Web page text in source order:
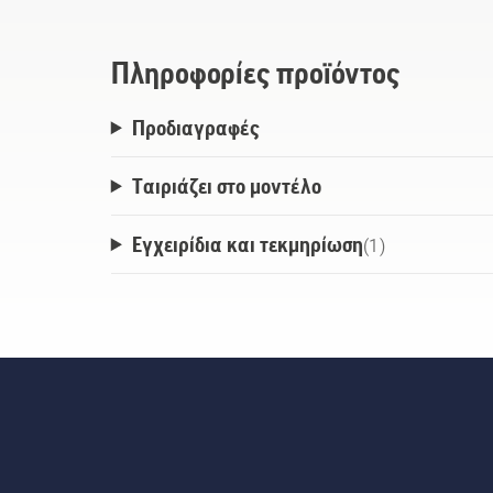
ρούχα και στάσιμο νερό - επιτρέποντας
Πληροφορίες προϊόντος
Προδιαγραφές
Ταιριάζει στο μοντέλο
Εγχειρίδια και τεκμηρίωση(1 )